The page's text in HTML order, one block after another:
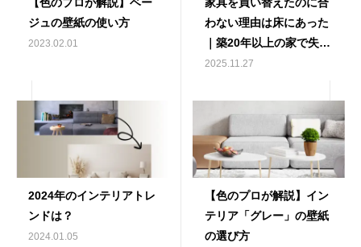
ジュの壁紙の使い方
2023.02.01
わない理由は床にあった
｜築20年以上の家で失敗
しない選び方
2025.11.27
2024年のインテリアトレ
ンドは？
2024.01.05
【色のプロが解説】イン
テリア「グレー」の壁紙
の選び方